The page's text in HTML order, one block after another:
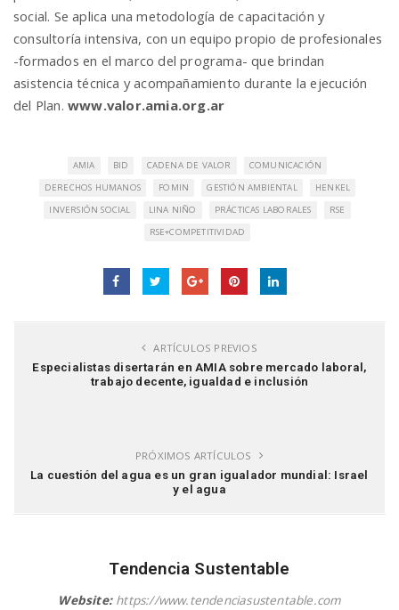
social. Se aplica una metodología de capacitación y
consultoría intensiva, con un equipo propio de profesionales
-formados en el marco del programa- que brindan
asistencia técnica y acompañamiento durante la ejecución
del Plan.www.valor.amia.org.ar
AMIA BID CADENA DE VALOR
COMUNICACIÓN
DERECHOS HUMANOS
FOMIN GESTIÓN AMBIENTAL
HENKEL
INVERSIÓN SOCIAL
LINA NIÑO PRÁCTICAS LABORALES
RSE
RSE+COMPETITIVIDAD
ARTÍCULOS PREVIOS
Especialistas disertarán en AMIA sobre mercado laboral,
trabajo decente, igualdad e inclusión
PRÓXIMOS ARTÍCULOS
La cuestión del agua es un gran igualador mundial: Israel
y el agua
Tendencia Sustentable
Website: https://www.tendenciasustentable.com